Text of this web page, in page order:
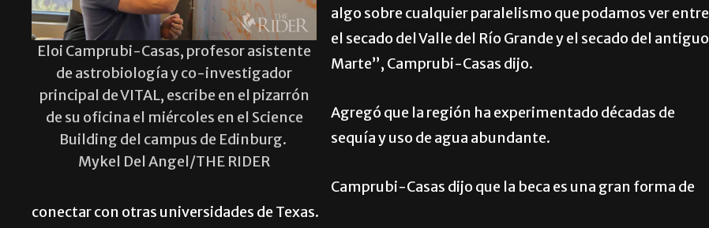
Eloi Camprubi-Casas, profesor asistente
de astrobiología y co-investigador
principal de VITAL, escribe en el pizarrón
de su oficina el miércoles en el Science
Building del campus de Edinburg.
Mykel Del Angel/THE RIDER
algo sobre cualquier paralelismo que podamos ver entre
el secado del Valle del Río Grande y el secado del antiguo
Marte”, Camprubi-Casas dijo.
Agregó que la región ha experimentado décadas de
sequía y uso de agua abundante.
Camprubi-Casas dijo que la beca es una gran forma de
conectar con otras universidades de Texas.